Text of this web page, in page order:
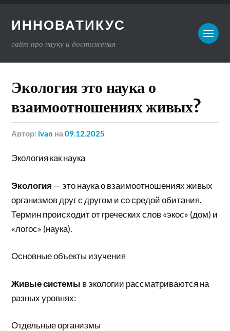
ИННОВАТИКУС
сайт про науку и достижения
Экология это наука о
взаимоотношениях живых?
Автор: ivan на09.12.2025
Экология как наука
Экология — это наука о взаимоотношениях живых
организмов друг с другом и со средой обитания.
Термин происходит от греческих слов «экос» (дом) и
«логос» (наука).
Основные объекты изучения
Живые системы в экологии рассматриваются на
разных уровнях:
Отдельные организмы